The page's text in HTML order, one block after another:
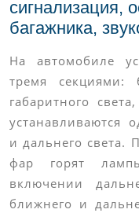
сигнализация,
багажника,
На автомобиле
тремя секциями:
габаритного
устанавливаются
и дальнего света.
фар горят
включении
ближнего и